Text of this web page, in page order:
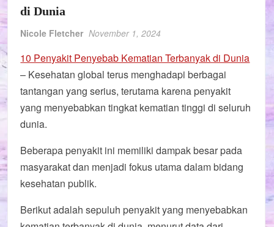
di Dunia
Nicole Fletcher November 1, 2024
10 Penyakit Penyebab Kematian Terbanyak di Dunia
– Kesehatan global terus menghadapi berbagai
tantangan yang serius, terutama karena penyakit
yang menyebabkan tingkat kematian tinggi di seluruh
dunia.
Beberapa penyakit ini memiliki dampak besar pada
masyarakat dan menjadi fokus utama dalam bidang
kesehatan publik.
Berikut adalah sepuluh penyakit yang menyebabkan